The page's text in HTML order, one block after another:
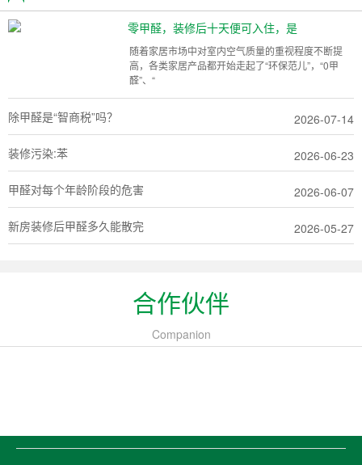
零甲醛，装修后十天便可入住，是
随着家居市场中对室内空气质量的重视程度不断提
高，各类家居产品都开始走起了“环保范儿”，“0甲
醛”、“
除甲醛是“智商税”吗？ 2026-07-14
装修污染:苯 2026-06-23
甲醛对每个年龄阶段的危害 2026-06-07
新房装修后甲醛多久能散完 2026-05-27
合作伙伴
Companion